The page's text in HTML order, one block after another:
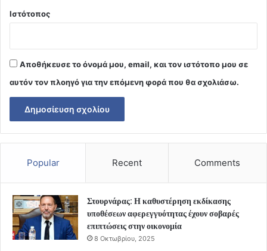
Ιστότοπος
Αποθήκευσε το όνομά μου, email, και τον ιστότοπο μου σε
αυτόν τον πλοηγό για την επόμενη φορά που θα σχολιάσω.
Popular Recent Comments
Στουρνάρας: Η καθυστέρηση εκδίκασης
υποθέσεων αφερεγγυότητας έχουν σοβαρές
επιπτώσεις στην οικονομία
8 Οκτωβρίου, 2025